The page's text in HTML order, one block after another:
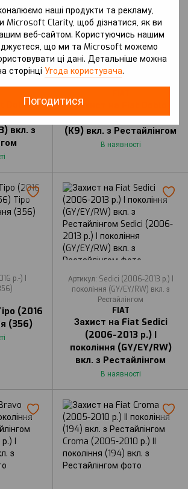
наші продукти та рекламу,
Microsoft Clarity, щоб дізнатися, як ви
веб-сайтом. Користуючись нашим
що ми та Microsoft можемо
ці дані. Детальніше можна
сторінці Угода користувача.
Погодитися
2022 р.) II
вкл. з
Doblo
р.) II
вкл. з
Артикул: Doblo (2022 р.-) III
покоління (K9) вкл. з
Захист на Fiat Doblo
(2022 р.-) III покоління
(K9) вкл. з Рестайлінгом
В наявності
р.-) I
(2016
(356)
Артикул: Sedici (2006-2013 р.) I
покоління (GY/EY/RW) вкл. з
Рестайлінгом
FIAT
Захист на Fiat Sedici
(2006-2013 р.) I
покоління (GY/EY/RW)
вкл. з Рестайлінгом
В наявності